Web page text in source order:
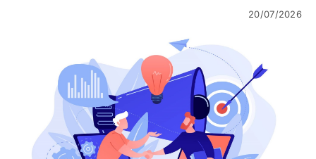
20/07/2026